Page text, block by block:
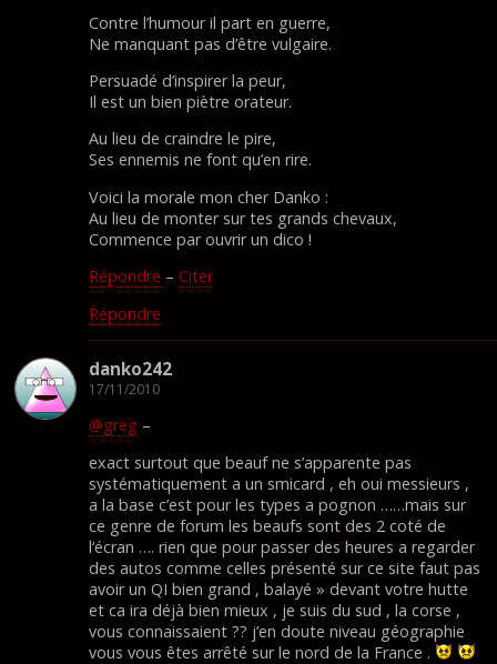
Contre l’humour il part en guerre,
Ne manquant pas d’être vulgaire.
Persuadé d’inspirer la peur,
Il est un bien piètre orateur.
Au lieu de craindre le pire,
Ses ennemis ne font qu’en rire.
Voici la morale mon cher Danko :
Au lieu de monter sur tes grands chevaux,
Commence par ouvrir un dico !
Répondre – Citer
Répondre
danko242
17/11/2010
@greg –
exact surtout que beauf ne s’apparente pas
systématiquement a un smicard , eh oui messieurs ,
a la base c’est pour les types a pognon ……mais sur
ce genre de forum les beaufs sont des 2 coté de
l’écran …. rien que pour passer des heures a regarder
des autos comme celles présenté sur ce site faut pas
avoir un QI bien grand , balayé » devant votre hutte
et ca ira déjà bien mieux , je suis du sud , la corse ,
vous connaissaient ?? j’en doute niveau géographie
vous vous êtes arrêté sur le nord de la France .